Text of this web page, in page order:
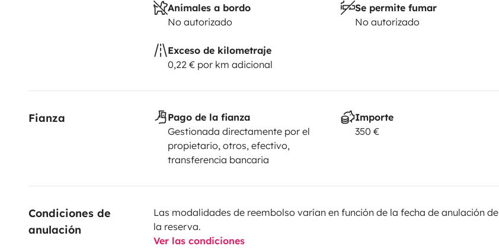
Animales a bordo
No autorizado
Se permite fumar
No autorizado
Exceso de kilometraje
0,22 € por km adicional
Fianza
Pago de la fianza
Gestionada directamente por el
propietario, otros, efectivo,
transferencia bancaria
Importe
350 €
Condiciones de
anulación
Las modalidades de reembolso varían en función de la fecha de anulación de
la reserva.
Ver las condiciones